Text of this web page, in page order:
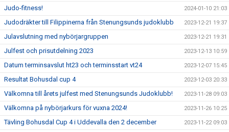
Judo-fitness! 2024-01-10 21:03
Judodräkter till Filippinerna från Stenungsunds judoklubb 2023-12-21 19:37
Julavslutning med nybörjargruppen 2023-12-21 19:31
Julfest och prisutdelning 2023 2023-12-13 10:59
Datum terminsavslut ht23 och terminsstart vt24 2023-12-07 15:45
Resultat Bohusdal cup 4 2023-12-03 20:33
Välkomna till årets julfest med Stenungsunds Judoklubb! 2023-11-28 09:03
Välkomna på nybörjarkurs för vuxna 2024! 2023-11-26 10:25
Tävling Bohusdal Cup 4 i Uddevalla den 2 december 2023-11-22 09:03